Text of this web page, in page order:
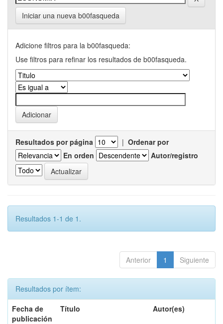
Iniciar una nueva b00fasqueda
Adicione filtros para la b00fasqueda:
Use filtros para refinar los resultados de b00fasqueda.
Resultados por página | Ordenar por
En orden
Autor/registro
Resultados 1-1 de 1.
Anterior 1 Siguiente
Resultados por ítem:
Fecha de
publicación
Título Autor(es)